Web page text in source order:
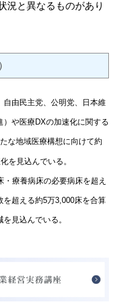
況と異なるものがあり
由民主党、公明党、日本維
）や医療DXの加速化に関する
な地域医療構想に向けて約
を見込んでいる。
療養病床の必要病床を超え
を超える約5万3,000床を合算
見込んでいる。